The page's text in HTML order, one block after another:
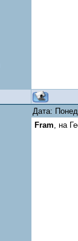
Дата:
Fram, на